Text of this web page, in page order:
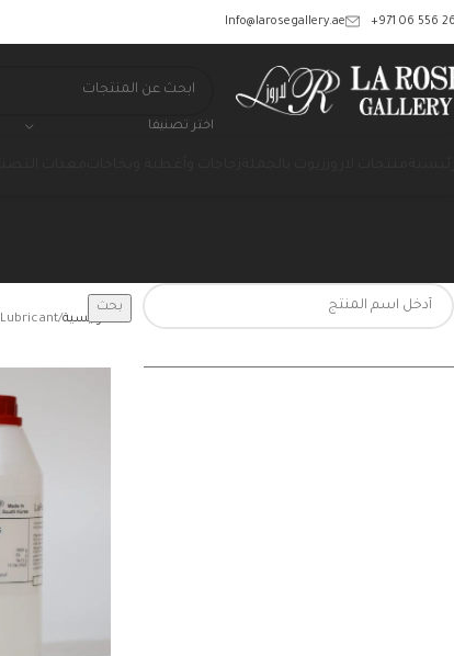
‎+971 06 556
Info@larosegallery.ae
اختر تصنيفا
بحث
الرئيسية Lubricant